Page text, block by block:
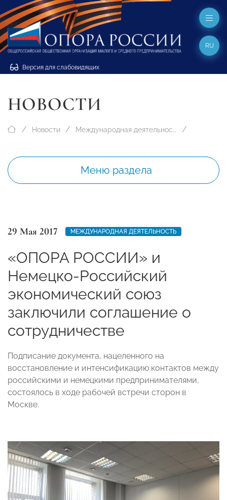
Версия для слабовидящих
RU
НОВОСТИ
Новости Международная деятельность
Меню раздела
29 Мая 2017 МЕЖДУНАРОДНАЯ ДЕЯТЕЛЬНОСТЬ
«ОПОРА РОССИИ» и
Немецко-Российский
экономический союз
заключили соглашение о
сотрудничестве
Подписание документа, нацеленного на
восстановление и интенсификацию контактов между
российскими и немецкими предпринимателями,
состоялось в ходе рабочей встречи сторон в
Москве.